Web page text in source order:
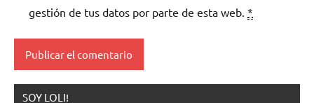
gestión de tus datos por parte de esta web. *
SOY LOLI!